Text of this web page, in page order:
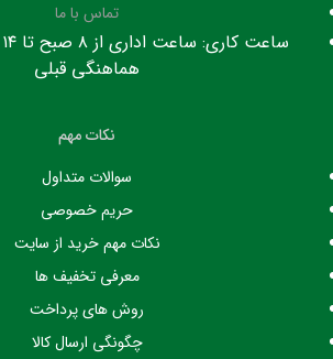
تماس با ما
هماهنگی قبلی
نکات مهم
سوالات متداول
حریم خصوصی
نکات مهم خرید از سایت
معرفی تخفیف ها
روش های پرداخت
چگونگی ارسال کالا